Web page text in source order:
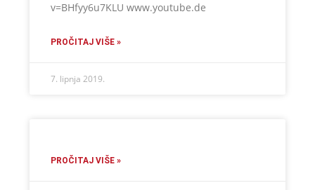
v=BHfyy6u7KLU www.youtube.de
PROČITAJ VIŠE »
7. lipnja 2019.
PROČITAJ VIŠE »